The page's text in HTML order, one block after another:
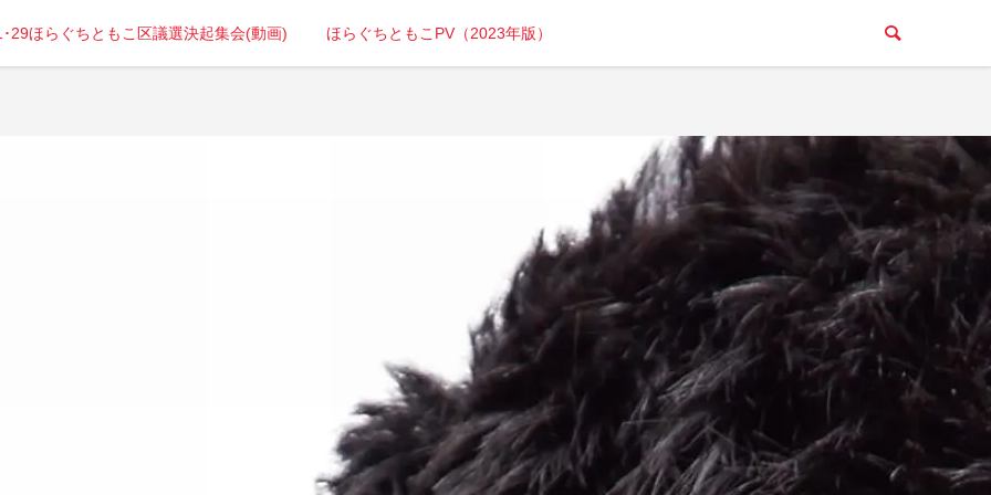
29ほらぐちともこ区議選決起集会(動画) ほらぐちともこPV（2023年版）